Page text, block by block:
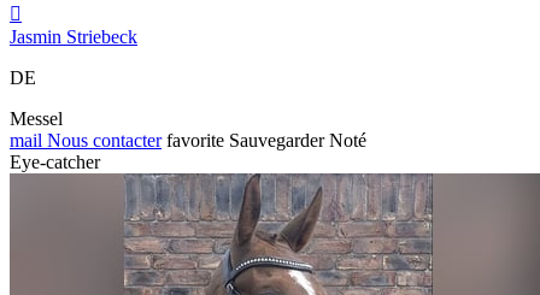

Jasmin Striebeck
DE
Messel
mail Nous contacter favorite Sauvegarder Noté
Eye-catcher